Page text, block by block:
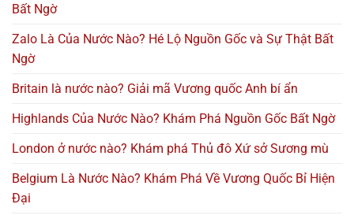
Bất Ngờ
Zalo Là Của Nước Nào? Hé Lộ Nguồn Gốc và Sự Thật Bất
Ngờ
Britain là nước nào? Giải mã Vương quốc Anh bí ẩn
Highlands Của Nước Nào? Khám Phá Nguồn Gốc Bất Ngờ
London ở nước nào? Khám phá Thủ đô Xứ sở Sương mù
Belgium Là Nước Nào? Khám Phá Về Vương Quốc Bỉ Hiện
Đại